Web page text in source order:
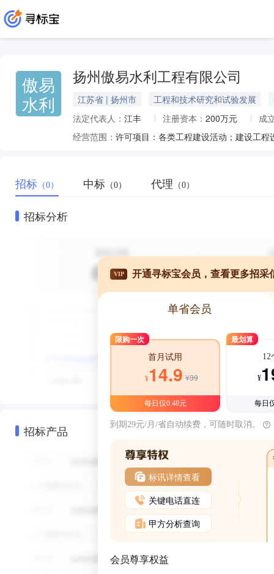
傲易
水利
扬州傲易水利工程有限公司
江苏省 | 扬州市 工程和技术研究和试验发展
法定代表人： 江丰 注册资本： 200万元
成
经营范围：
招标 （0） 中标 （0） 代理 （0）
招标分析
招标产品
VIP 开通寻标宝会员，查看更多招采
单省会员
限购一次
首月试用
¥14.9 ¥39
每日仅0.48元
最划算
12
¥
每日
到期29元/月/省自动续费，可随时取消。
标讯详情查看
关键电话直连
甲方分析查询
会员尊享权益